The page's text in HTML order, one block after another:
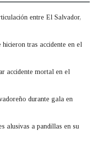
entre El Salvador,
tras accidente en el
accidente mortal en el
durante gala en
alusivas a pandillas en su